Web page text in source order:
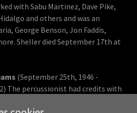
with Sabu Martinez, Dave Pike,
and others and was an
George Benson, Jon Faddis,
Sheller died September 17th at
(September 25th, 1946 -
The percussionist had credits with